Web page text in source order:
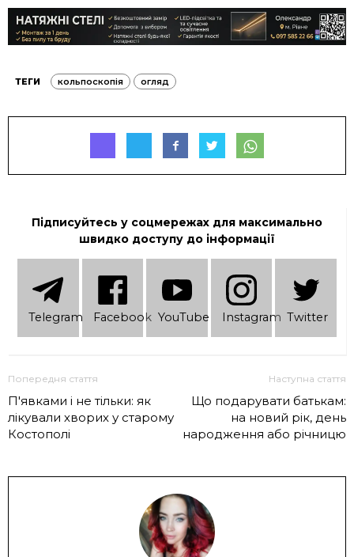
ТЕГИ кольпоскопія огляд
Підписуйтесь у соцмережах для максимально
швидко доступу до інформації
Telеgram Facebook YouTube Instagram Twitter
Попередня стаття
П'явками і не тільки: як
лікували хворих у старому
Костополі
Наступна стаття
Що подарувати батькам:
на новий рік, день
народження або річницю